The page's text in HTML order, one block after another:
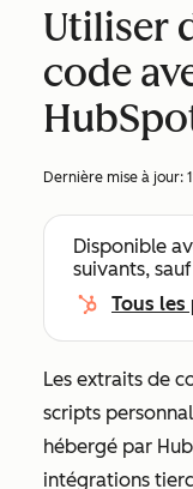
Utiliser
code
Dernière mise à jour:
Disponible
suivants,
Tous
Les extraits de
scripts
hébergé par
intégrations